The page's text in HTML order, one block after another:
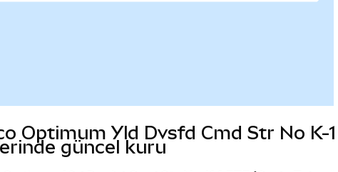
Optimum Yld Dvsfd Cmd Str No K-
güncel kuru